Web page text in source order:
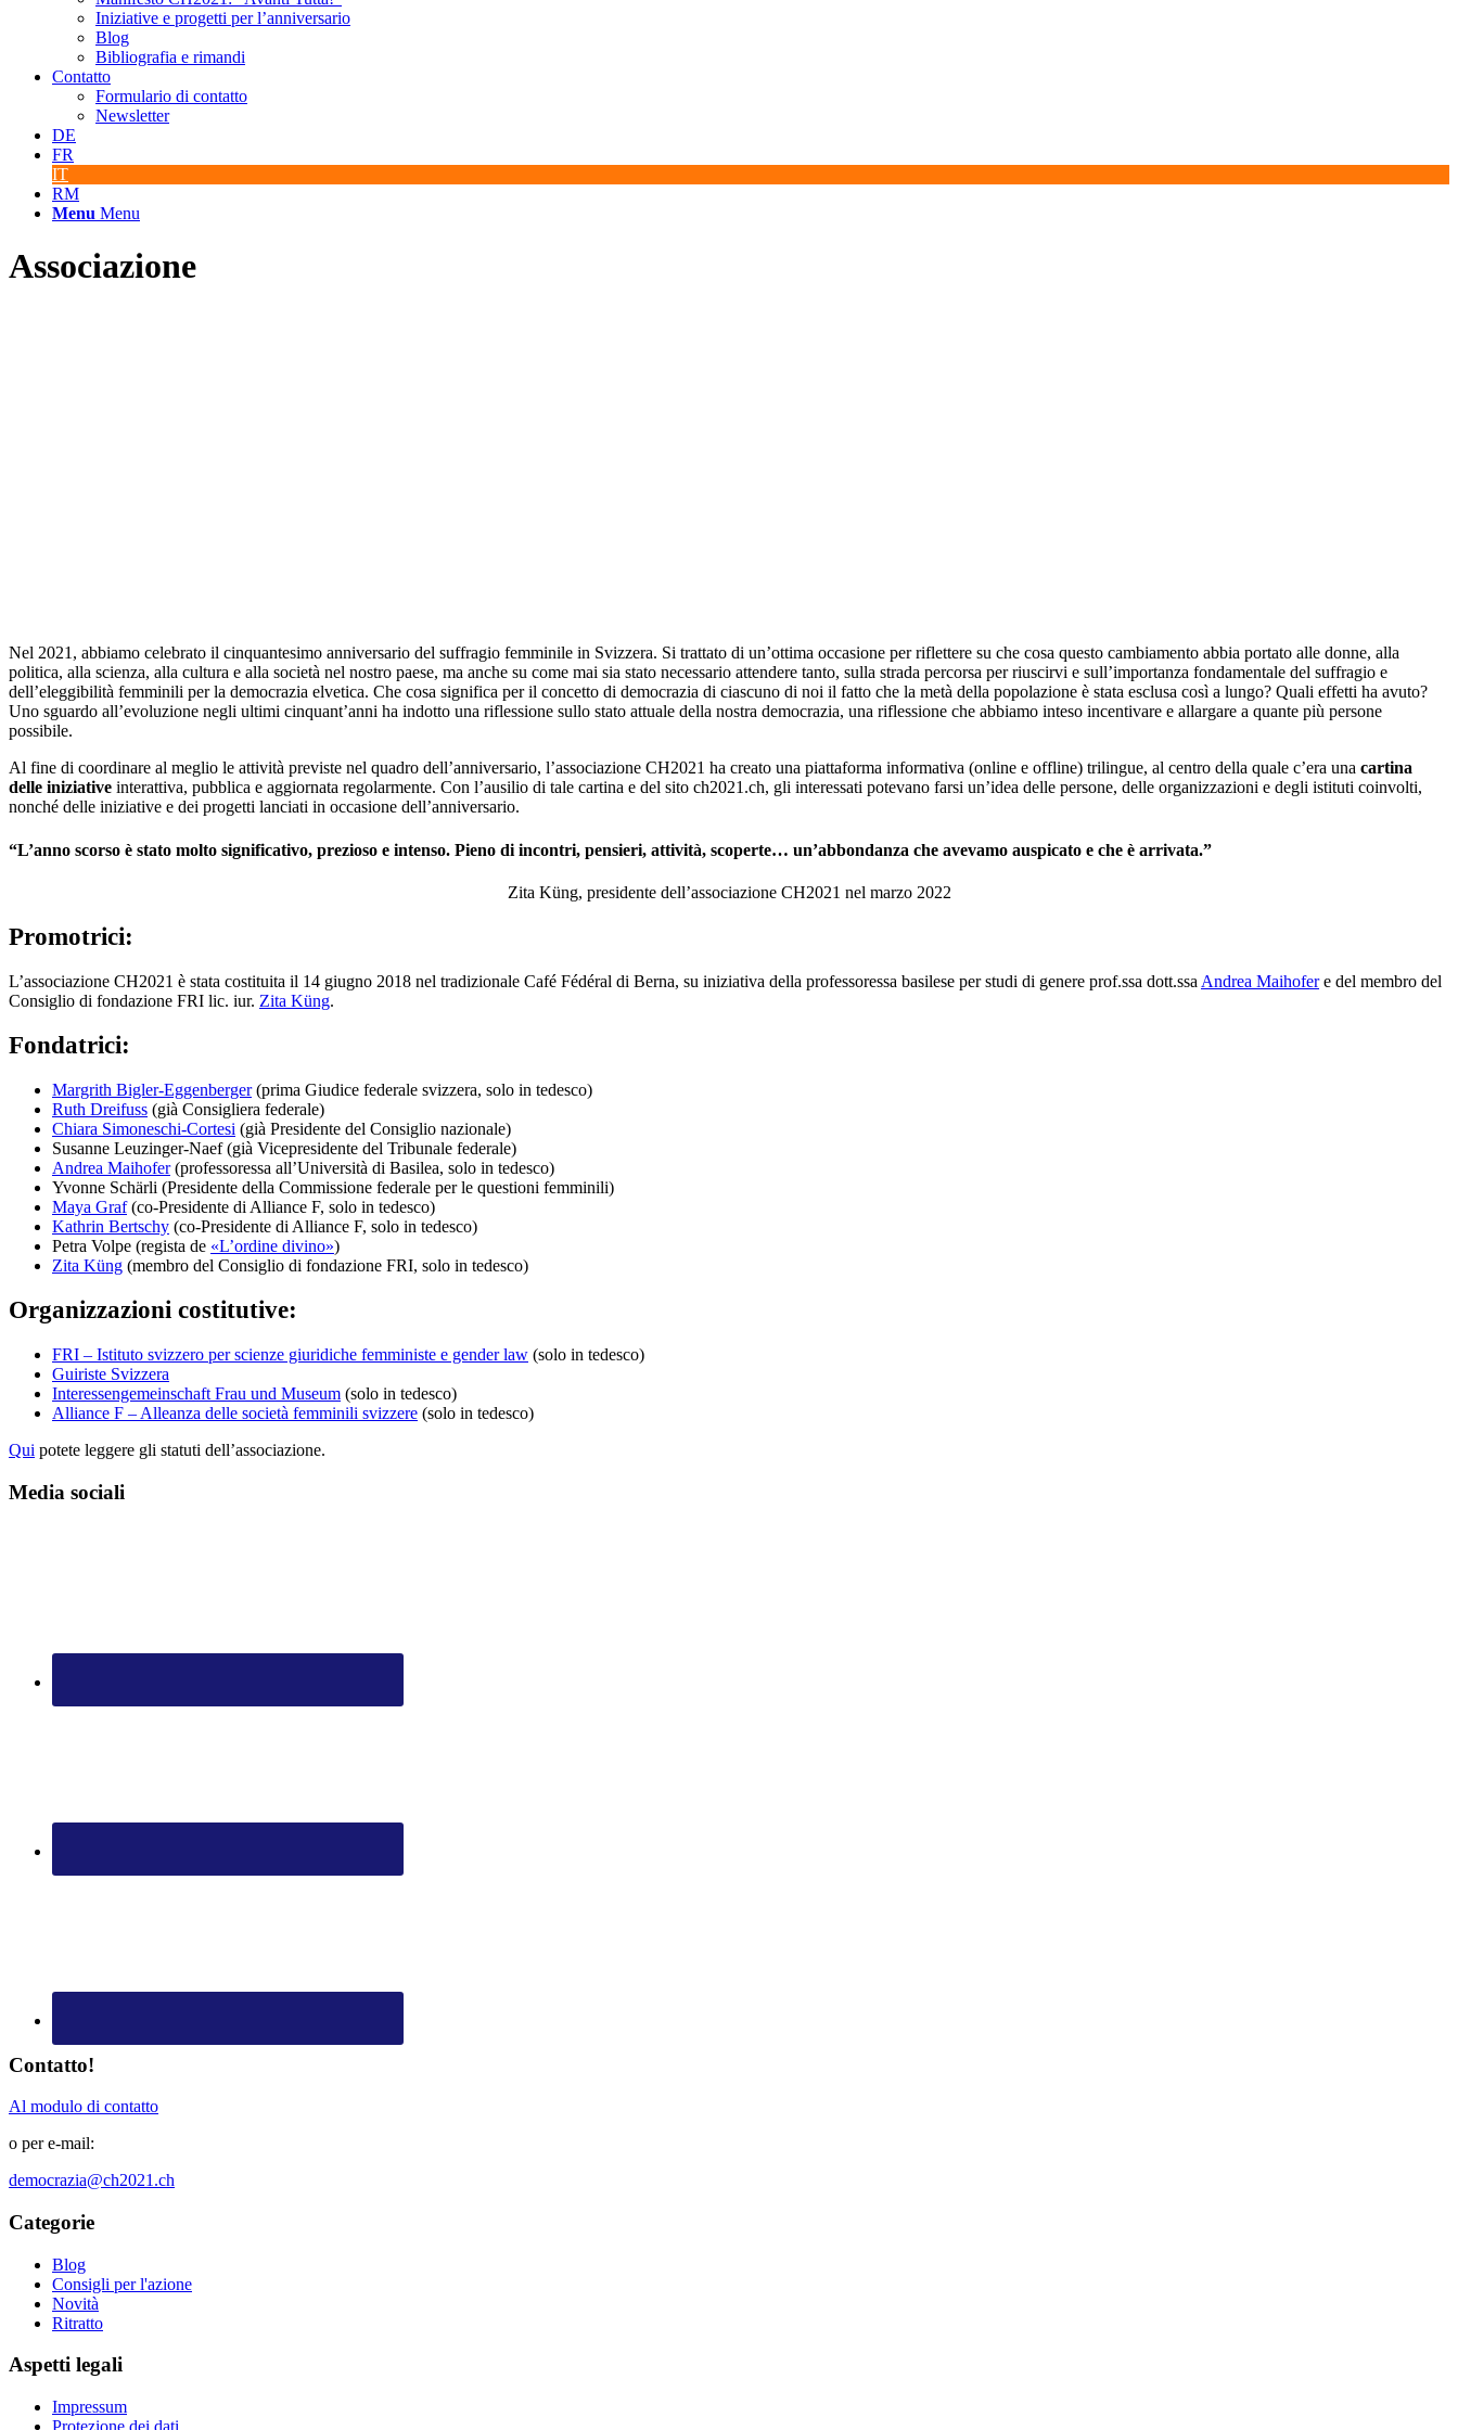
Iniziative e progetti per l’anniversario
Blog
Bibliografia e rimandi
Contatto
Formulario di contatto
Newsletter
DE
FR
IT
RM
Menu Menu
Associazione
Nel 2021, abbiamo celebrato il cinquantesimo anniversario del suffragio femminile in Svizzera. Si trattato di un’ottima occasione per riflettere su che cosa questo cambiamento abbia portato alle donne, alla
politica, alla scienza, alla cultura e alla società nel nostro paese, ma anche su come mai sia stato necessario attendere tanto, sulla strada percorsa per riuscirvi e sull’importanza fondamentale del suffragio e
dell’eleggibilità femminili per la democrazia elvetica. Che cosa significa per il concetto di democrazia di ciascuno di noi il fatto che la metà della popolazione è stata esclusa così a lungo? Quali effetti ha avuto?
Uno sguardo all’evoluzione negli ultimi cinquant’anni ha indotto una riflessione sullo stato attuale della nostra democrazia, una riflessione che abbiamo inteso incentivare e allargare a quante più persone
possibile.
Al fine di coordinare al meglio le attività previste nel quadro dell’anniversario, l’associazione CH2021 ha creato una piattaforma informativa (online e offline) trilingue, al centro della quale c’era una cartina
delle iniziative interattiva, pubblica e aggiornata regolarmente. Con l’ausilio di tale cartina e del sito ch2021.ch, gli interessati potevano farsi un’idea delle persone, delle organizzazioni e degli istituti coinvolti,
nonché delle iniziative e dei progetti lanciati in occasione dell’anniversario.
“L’anno scorso è stato molto significativo, prezioso e intenso. Pieno di incontri, pensieri, attività, scoperte… un’abbondanza che avevamo auspicato e che è arrivata.”
Zita Küng, presidente dell’associazione CH2021 nel marzo 2022
Promotrici:
L’associazione CH2021 è stata costituita il 14 giugno 2018 nel tradizionale Café Fédéral di Berna, su iniziativa della professoressa basilese per studi di genere prof.ssa dott.ssa Andrea Maihofere del membro del
Consiglio di fondazione FRI lic. iur. Zita Küng.
Fondatrici:
Margrith Bigler-Eggenberger(prima Giudice federale svizzera, solo in tedesco)
Ruth Dreifuss (già Consigliera federale)
Chiara Simoneschi-Cortesi (già Presidente del Consiglio nazionale)
Susanne Leuzinger-Naef (già Vicepresidente del Tribunale federale)
Andrea Maihofer(professoressa all’Università di Basilea, solo in tedesco)
Yvonne Schärli (Presidente della Commissione federale per le questioni femminili)
Maya Graf(co-Presidente di Alliance F, solo in tedesco)
Kathrin Bertschy (co-Presidente di Alliance F, solo in tedesco)
Petra Volpe (regista de «L’ordine divino»)
Zita Küng (membro del Consiglio di fondazione FRI, solo in tedesco)
Organizzazioni costitutive:
FRI – Istituto svizzero per scienze giuridiche femministe e gender law (solo in tedesco)
Guiriste Svizzera
Interessengemeinschaft Frau und Museum (solo in tedesco)
Alliance F – Alleanza delle società femminili svizzere (solo in tedesco)
Qui potete leggere gli statuti dell’associazione.
Media sociali
Contatto!
Al modulo di contatto
o per e-mail:
democrazia@ch2021.ch
Categorie
Blog
Consigli per l'azione
Novità
Ritratto
Aspetti legali
Impressum